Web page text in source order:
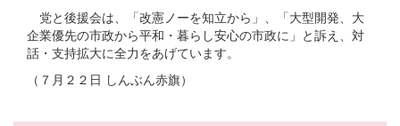
党と後援会は、「改憲ノーを知立から」、「大型開発、大
企業優先の市政から平和・暮らし安心の市政に」と訴え、対
話・支持拡大に全力をあげています。
（７月２２日 しんぶん赤旗）